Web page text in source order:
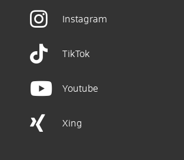
Instagram
TikTok
Youtube
Xing